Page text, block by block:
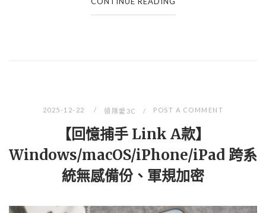
2025-12-22 領隊愛3C POST A COMMENT
【回憶捕手 Link A款】
Windows/macOS/iPhone/iPad 跨系
統無感備份、軍規加密